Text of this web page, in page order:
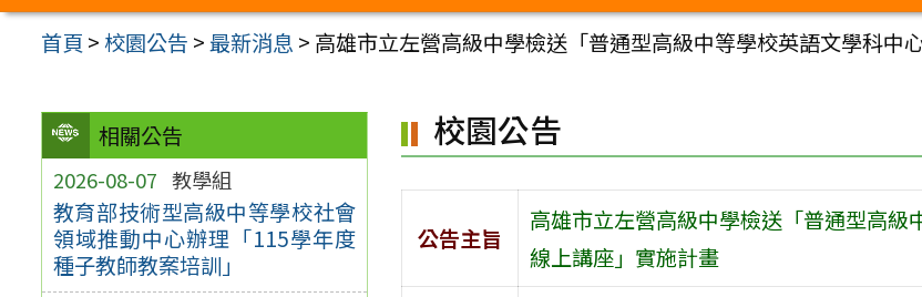
首頁 >校園公告 >最新消息 > 高雄市立左營高級中學檢送「普通型高級中等學校英語文學科
相關公告
2026-08-07 教學組
教育部技術型高級中等學校社會
領域推動中心辦理「115學年度
種子教師教案培訓」
校園公告
公告主旨
高雄市立左營高級中學檢送「普通型高
線上講座」實施計畫